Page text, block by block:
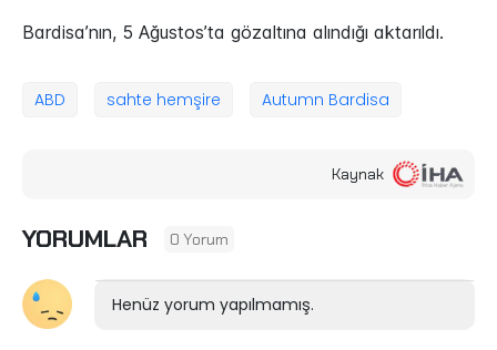
Bardisa’nın, 5 Ağustos’ta gözaltına alındığı aktarıldı.
ABD sahte hemşire Autumn Bardisa
Kaynak
YORUMLAR 0 Yorum
Henüz yorum yapılmamış.